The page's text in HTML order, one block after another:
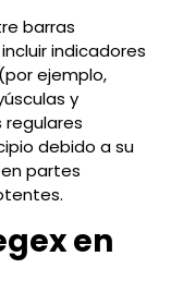
barras
indicadores
ejemplo,
y
regulares
debido a su
partes
en